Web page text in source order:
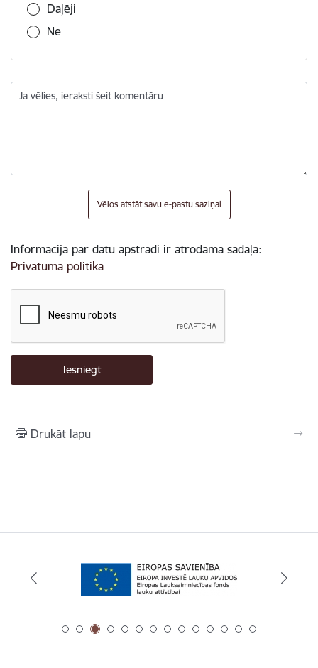
Daļēji
Nē
Ja vēlies, ieraksti šeit komentāru
Vēlos atstāt savu e-pastu saziņai
Informācija par datu apstrādi ir atrodama sadaļā:
Privātuma politika
Drukāt lapu